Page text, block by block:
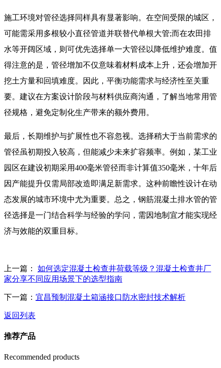
施工环境对管径选择同样具有显著影响。在空间受限的城区，
可能需采用多根较小直径管道并联替代单根大管;而在农田排
水等开阔区域，则可优先选择单一大管径以降低维护难度。值
得注意的是，管径增加不仅意味着材料成本上升，还会增加开
挖土方量和回填难度。因此，平衡功能需求与经济性至关重
要。建议在方案设计阶段与材料供应商沟通，了解当地常用管
径规格，避免定制化生产带来的额外费用。
最后，长期维护与扩展性也不容忽视。选择稍大于当前需求的
管径虽初期投入较高，但能减少未来扩容频率。例如，某工业
园区在建设初期采用400毫米管径而非计算值350毫米，十年后
因产能提升仅需局部改造即满足新需求。这种前瞻性设计在动
态发展的城市环境中尤为重要。总之，钢筋混凝土排水管的管
径选择是一门结合科学与经验的学问，需因地制宜才能实现经
济与效能的双重目标。
上一篇： 如何选定混凝土检查井荷载等级？混凝土检查井厂
家分享不同应用场景下的选型指南
下一篇： 宜昌预制混凝土箱涵接口防水密封技术解析
返回列表
推荐产品
Recommended products